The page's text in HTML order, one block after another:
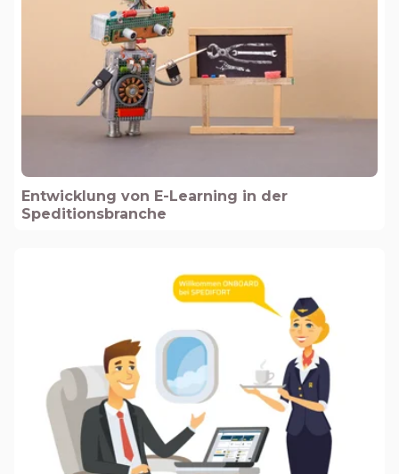
Entwicklung von E-Learning in der
Speditionsbranche